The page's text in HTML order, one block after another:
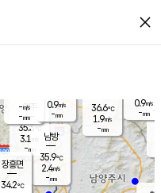
close
양주
35.3℃
3.1
-mm
36.6℃
1.9m/s
-mm
0.9m/s
-mm
남방
35.9℃
2.4m/s
-mm
장흥면
34.2℃
-m/s
-mm
0.9m/s
-mm